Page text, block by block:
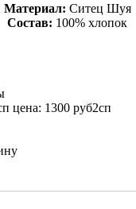
Материал: Ситец Шуя
Состав: 100% хлопок
цена: 1300 руб2сп